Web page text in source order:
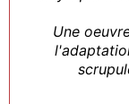
Une